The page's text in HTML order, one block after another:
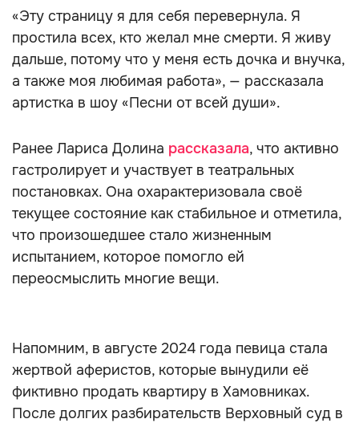
«Эту страницу я для себя перевернула. Я
простила всех, кто желал мне смерти. Я живу
дальше, потому что у меня есть дочка и внучка,
а также моя любимая работа», — рассказала
артистка в шоу «Песни от всей души».
Ранее Лариса Долина рассказала, что активно
гастролирует и участвует в театральных
постановках. Она охарактеризовала своё
текущее состояние как стабильное и отметила,
что произошедшее стало жизненным
испытанием, которое помогло ей
переосмыслить многие вещи.
Напомним, в августе 2024 года певица стала
жертвой аферистов, которые вынудили её
фиктивно продать квартиру в Хамовниках.
После долгих разбирательств Верховный суд в